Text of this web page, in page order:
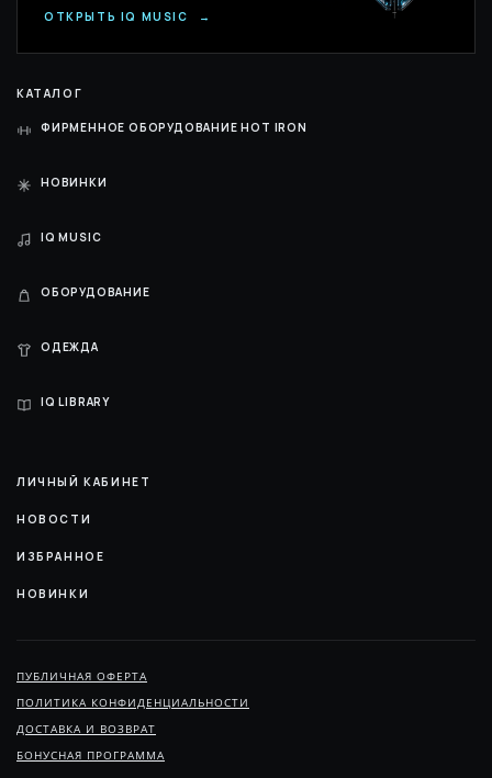
ОТКРЫТЬ IQ MUSIC →
КАТАЛОГ
ФИРМЕННОЕ ОБОРУДОВАНИЕ HOT IRON
НОВИНКИ
IQ MUSIC
ОБОРУДОВАНИЕ
ОДЕЖДА
IQ LIBRARY
ЛИЧНЫЙ КАБИНЕТ
НОВОСТИ
ИЗБРАННОЕ
НОВИНКИ
ПУБЛИЧНАЯ ОФЕРТА
ПОЛИТИКА КОНФИДЕНЦИАЛЬНОСТИ
ДОСТАВКА И ВОЗВРАТ
БОНУСНАЯ ПРОГРАММА